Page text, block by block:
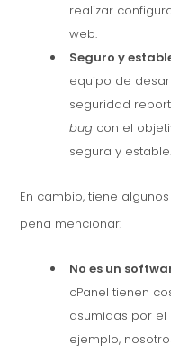
realizar
web.
Seguro y
equipo de
seguridad
bug con el
segura y estable.
En cambio, tiene
pena mencionar:
No es un
cPanel tienen
asumidas por el
ejemplo,